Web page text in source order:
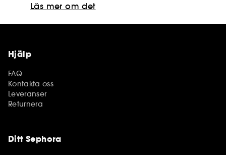
Läs mer om det
Hjälp
FAQ
Kontakta oss
Leveranser
Returnera
Ditt Sephora